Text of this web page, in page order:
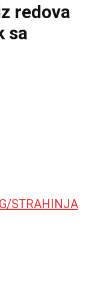
redova
sa